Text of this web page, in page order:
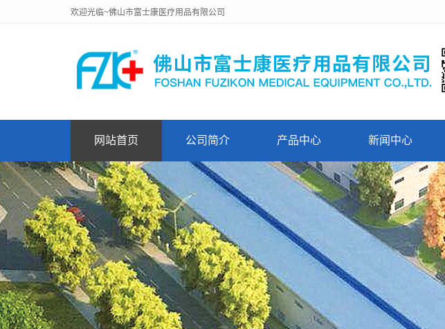
欢迎光临~佛山市富士康医疗用品有限公司
网站首页 公司简介 产品中心 新闻中心